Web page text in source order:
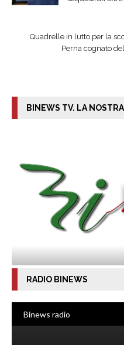
Quadrelle in lutto per la
Perna cognato
BINEWS TV. LA
RADIO BINEWS